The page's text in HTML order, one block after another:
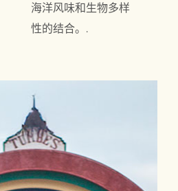
海洋风味和生物多样
性的结合。.